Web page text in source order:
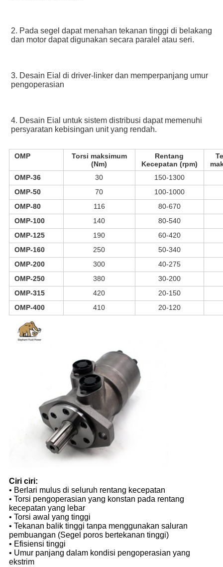
2. Pada segel dapat menahan tekanan tinggi di belakang
dan motor dapat digunakan secara paralel atau seri.
3. Desain Eial di driver-linker dan memperpanjang umur
pengoperasian
4. Desain Eial untuk sistem distribusi dapat memenuhi
persyaratan kebisingan unit yang rendah.
OMP
Torsi maksimum
(Nm)
Rentang
Kecepatan (rpm)
OMP-36
30
150-1300
OMP-50
70
100-1000
OMP-80
116
80-670
OMP-100
140
80-540
OMP-125
190
60-420
OMP-160
250
50-340
OMP-200
300
40-275
OMP-250
380
30-200
OMP-315
420 20-150
OMP-400
410 20-120
Ciri ciri:
• Berlari mulus di seluruh rentang kecepatan
• Torsi pengoperasian yang konstan pada rentang
kecepatan yang lebar
• Torsi awal yang tinggi
• Tekanan balik tinggi tanpa menggunakan saluran
pembuangan (Segel poros bertekanan tinggi)
• Efisiensi tinggi
• Umur panjang dalam kondisi pengoperasian yang
ekstrim